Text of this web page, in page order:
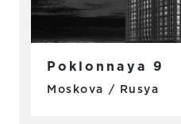
Poklonnaya 9
Moskova / Rusya